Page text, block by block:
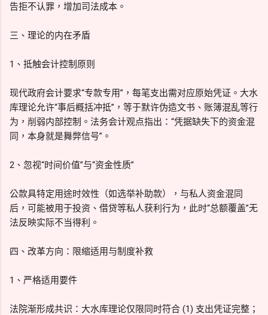
告拒不认罪，增加司法成本。
三、理论的内在矛盾
1、抵触会计控制原则
现代政府会计要求“专款专用”，每笔支出需对应原始凭证。大水
库理论允许“事后概括冲抵”，等于默许伪造文书、账簿混乱等行
为，削弱内部控制。法务会计观点指出：“凭据缺失下的资金混
同，本身就是舞弊信号”。
2、忽视“时间价值”与“资金性质”
公款具特定用途时效性（如选举补助款），与私人资金混同
后，可能被用于投资、借贷等私人获利行为，此时“总额覆盖”无
法反映实际不当得利。
四、改革方向：限缩适用与制度补救
1、严格适用要件
法院渐形成共识：大水库理论仅限同时符合 (1) 支出凭证完整；